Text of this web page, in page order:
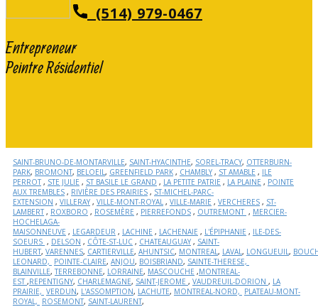
(514) 979-0467
Entrepreneur
Peintre Résidentiel
SAINT-BRUNO-DE-MONTARVILLE, SAINT-HYACINTHE, SOREL-TRACY, OTTERBURN-
PARK, BROMONT, BELOEIL, GREENFIELD PARK , CHAMBLY , ST AMABLE , ILE
PERROT , STE JULIE , ST BASILE LE GRAND , LA PETITE PATRIE , LA PLAINE , POINTE
AUX TREMBLES , RIVIÈRE DES PRAIRIES , ST-MICHEL-PARC-
EXTENSION , VILLERAY , VILLE-MONT-ROYAL , VILLE-MARIE , VERCHERES , ST-
LAMBERT , ROXBORO , ROSEMÈRE , PIERREFONDS , OUTREMONT , MERCIER-
HOCHELAGA-
MAISONNEUVE , LEGARDEUR , LACHINE , LACHENAIE , L'ÉPIPHANIE , ILE-DES-
SOEURS , DELSON , CÔTE-ST-LUC , CHATEAUGUAY , SAINT-
HUBERT, VARENNES, CARTIERVILLE, AHUNTSIC, MONTREAL, LAVAL, LONGUEUIL,
LEONARD, POINTE-CLAIRE, ANJOU, BOISBRIAND, SAINTE-THERESE,
BLAINVILLE, TERREBONNE, LORRAINE, MASCOUCHE ,MONTREAL-
EST ,REPENTIGNY, CHARLEMAGNE, SAINT-JEROME , VAUDREUIL-DORION , LA
PRAIRIE, VERDUN, L'ASSOMPTION, LACHUTE, MONTREAL-NORD, PLATEAU-MONT-
ROYAL, ROSEMONT, SAINT-LAURENT,